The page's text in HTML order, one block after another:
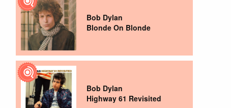
Bob Dylan
Blonde On Blonde
Bob Dylan
Highway 61 Revisited